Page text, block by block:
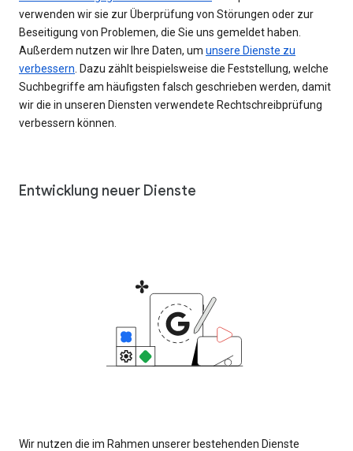
verwenden wir sie zur Überprüfung von Störungen oder zur
Beseitigung von Problemen, die Sie uns gemeldet haben.
Außerdem nutzen wir Ihre Daten, um unsere Dienste zu
verbessern . Dazu zählt beispielsweise die Feststellung, welche
Suchbegriffe am häufigsten falsch geschrieben werden, damit
wir die in unseren Diensten verwendete Rechtschreibprüfung
verbessern können.
Entwicklung neuer Dienste
Wir nutzen die im Rahmen unserer bestehenden Dienste